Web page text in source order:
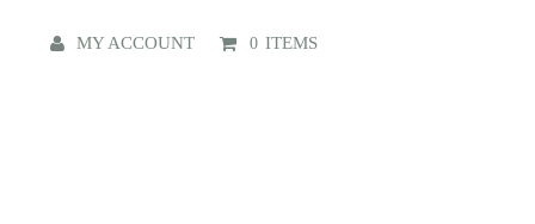
MY ACCOUNT 0 ITEMS